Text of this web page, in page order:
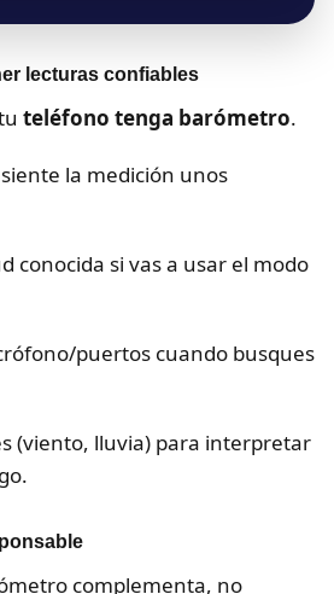
lecturas confiables
teléfono tenga barómetro.
la medición unos
conocida si vas a usar el modo
puertos cuando busques
(viento, lluvia) para interpretar
complementa, no